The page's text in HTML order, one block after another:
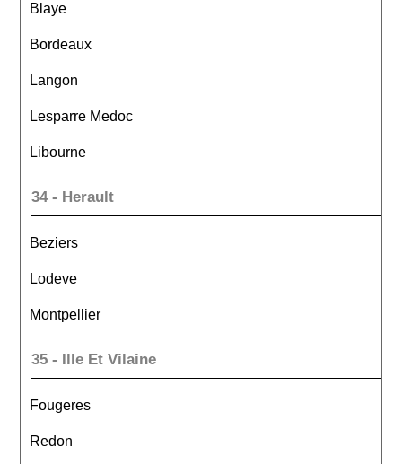
Blaye
Bordeaux
Langon
Lesparre Medoc
Libourne
34 - Herault
Beziers
Lodeve
Montpellier
35 - Ille Et Vilaine
Fougeres
Redon